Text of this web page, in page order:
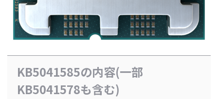
KB5041585の内容(一部
KB5041578も含む)